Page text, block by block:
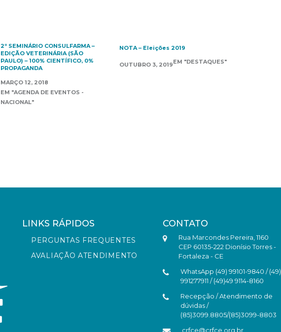
2º SEMINÁRIO CONSULFARMA –
EDIÇÃO VETERINÁRIA (SÃO
PAULO) – 100% CIENTÍFICO, 0%
PROPAGANDA
MARÇO 12, 2018
EM "AGENDA DE EVENTOS -
NACIONAL"
NOTA – Eleições 2019
OUTUBRO 3, 2019EM "DESTAQUES"
LINKS RÁPIDOS
PERGUNTAS FREQUENTES
AVALIAÇÃO ATENDIMENTO
CONTATO
Rua Marcondes Pereira, 1160
CEP 60135-222 Dionísio Torres -
Fortaleza - CE
WhatsApp (49) 99101-9840 / (49)
991277911 / (49)49 9114-8160
Recepção / Atendimento de
dúvidas /
(85)3099.8805/(85)3099-8803
crfce@crfce.org.br